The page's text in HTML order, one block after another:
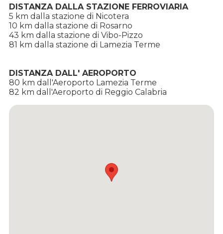
DISTANZA DALLA STAZIONE FERROVIARIA
5 km dalla stazione di Nicotera
10 km dalla stazione di Rosarno
43 km dalla stazione di Vibo-Pizzo
81 km dalla stazione di Lamezia Terme
DISTANZA DALL' AEROPORTO
80 km dall'Aeroporto Lamezia Terme
82 km dall'Aeroporto di Reggio Calabria